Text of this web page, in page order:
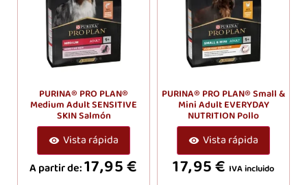
PURINA® PRO PLAN®
Medium Adult SENSITIVE
SKIN Salmón
Vista rápida
A partir de:17,95€
PURINA® PRO PLAN® Small &
Mini Adult EVERYDAY
NUTRITION Pollo
Vista rápida
17,95€ IVA incluido